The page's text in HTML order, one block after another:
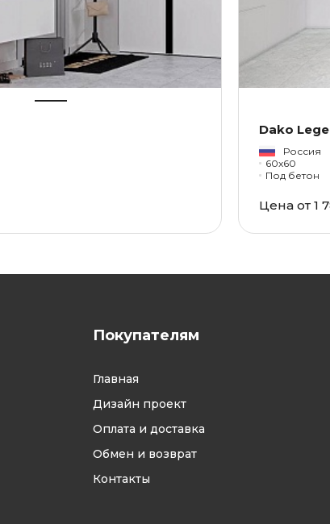
Dako
Россия
60x60
Под бетон
Цена от 1
Покупателям
Главная
Дизайн проект
Оплата и доставка
Обмен и возврат
Контакты